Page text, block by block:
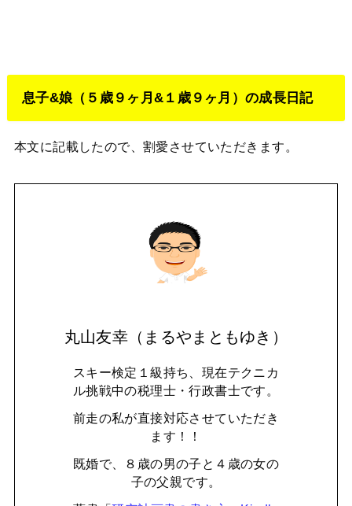
息子&娘（５歳９ヶ月&１歳９ヶ月）の成長日記
本文に記載したので、割愛させていただきます。
丸山友幸（まるやまともゆき）
スキー検定１級持ち、現在テクニカ
ル挑戦中の税理士・行政書士です。
前走の私が直接対応させていただき
ます！！
既婚で、８歳の男の子と４歳の女の
子の父親です。